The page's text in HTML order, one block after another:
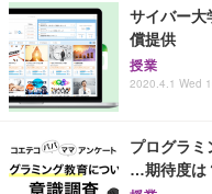
サイバー
償提供
授業
2020.4.1 Wed
プログラミ
…期待度は